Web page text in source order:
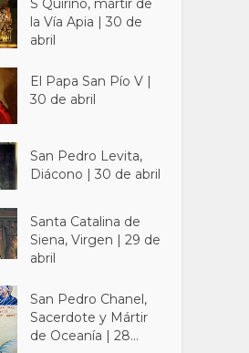
S Quirino, mártir de
la Vía Apia | 30 de
abril
El Papa San Pío V |
30 de abril
San Pedro Levita,
Diácono | 30 de abril
Santa Catalina de
Siena, Virgen | 29 de
abril
San Pedro Chanel,
Sacerdote y Mártir
de Oceanía | 28...